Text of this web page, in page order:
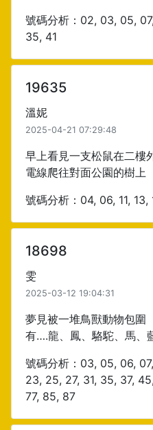
號碼分析：02, 03, 05,
35, 41
19635
溫妮
2025-04-21 07:29:48
早上看見一支松鼠在二樓
電線爬往對面公園的樹上
號碼分析：04, 06, 11, 13,
18698
雯
2025-03-12 19:04:31
夢見被一堆鳥獸動物包圍
有….龍、鳳、駱駝、馬、
號碼分析：03, 05, 06,
23, 25, 27, 31, 35, 37,
77, 85, 87